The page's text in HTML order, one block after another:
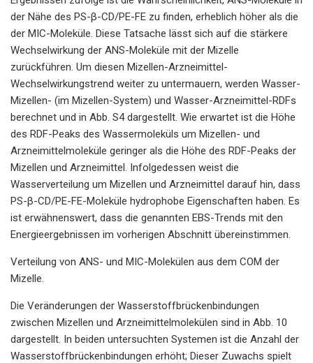
der Nähe des PS-β-CD/PE-FE zu finden, erheblich höher als die
der MIC-Moleküle. Diese Tatsache lässt sich auf die stärkere
Wechselwirkung der ANS-Moleküle mit der Mizelle
zurückführen. Um diesen Mizellen-Arzneimittel-
Wechselwirkungstrend weiter zu untermauern, werden Wasser-
Mizellen- (im Mizellen-System) und Wasser-Arzneimittel-RDFs
berechnet und in Abb. S4 dargestellt. Wie erwartet ist die Höhe
des RDF-Peaks des Wassermoleküls um Mizellen- und
Arzneimittelmoleküle geringer als die Höhe des RDF-Peaks der
Mizellen und Arzneimittel. Infolgedessen weist die
Wasserverteilung um Mizellen und Arzneimittel darauf hin, dass
PS-β-CD/PE-FE-Moleküle hydrophobe Eigenschaften haben. Es
ist erwähnenswert, dass die genannten EBS-Trends mit den
Energieergebnissen im vorherigen Abschnitt übereinstimmen.
Verteilung von ANS- und MIC-Molekülen aus dem COM der
Mizelle.
Die Veränderungen der Wasserstoffbrückenbindungen
zwischen Mizellen und Arzneimittelmolekülen sind in Abb. 10
dargestellt. In beiden untersuchten Systemen ist die Anzahl der
Wasserstoffbrückenbindungen erhöht; Dieser Zuwachs spielt